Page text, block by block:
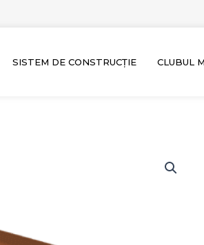
SISTEM DE CONSTRUCȚIE CLUBUL